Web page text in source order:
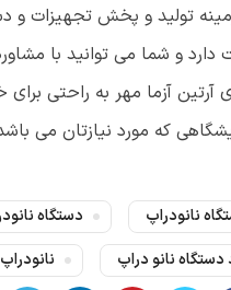
تولید و پخش تجهیزات و
دارد و شما می توانید با
آرتین آزما مهر به راحتی برای
که مورد نیازتان می
نانودراپ
دستگاه
دستگاه نانو دراپ
نانودراپ